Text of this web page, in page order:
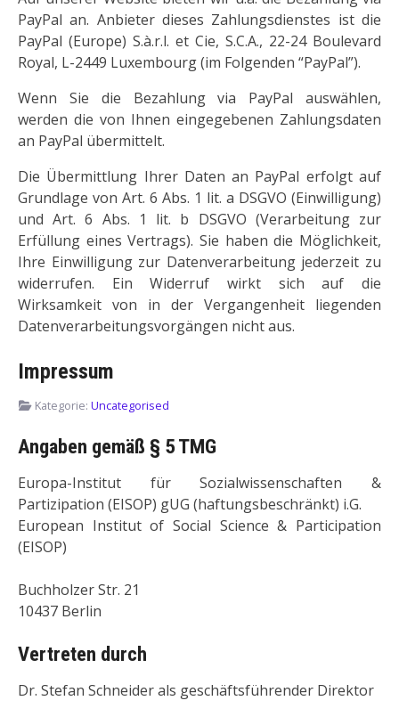
PayPal an. Anbieter dieses Zahlungsdienstes ist die
PayPal (Europe) S.à.r.l. et Cie, S.C.A., 22-24 Boulevard
Royal, L-2449 Luxembourg (im Folgenden “PayPal”).
Wenn Sie die Bezahlung via PayPal auswählen,
werden die von Ihnen eingegebenen Zahlungsdaten
an PayPal übermittelt.
Die Übermittlung Ihrer Daten an PayPal erfolgt auf
Grundlage von Art. 6 Abs. 1 lit. a DSGVO (Einwilligung)
und Art. 6 Abs. 1 lit. b DSGVO (Verarbeitung zur
Erfüllung eines Vertrags). Sie haben die Möglichkeit,
Ihre Einwilligung zur Datenverarbeitung jederzeit zu
widerrufen. Ein Widerruf wirkt sich auf die
Wirksamkeit von in der Vergangenheit liegenden
Datenverarbeitungsvorgängen nicht aus.
Impressum
Kategorie: Uncategorised
Angaben gemäß § 5 TMG
Europa-Institut für Sozialwissenschaften &
Partizipation (EISOP) gUG (haftungsbeschränkt) i.G.
European Institut of Social Science & Participation
(EISOP)
Buchholzer Str. 21
10437 Berlin
Vertreten durch
Dr. Stefan Schneider als geschäftsführender Direktor